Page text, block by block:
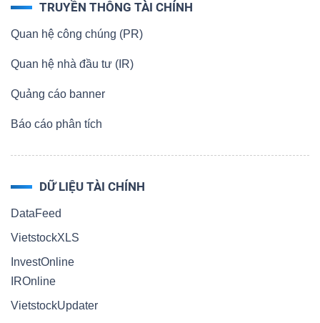
TRUYỀN THÔNG TÀI CHÍNH
Quan hệ công chúng (PR)
Quan hệ nhà đầu tư (IR)
Quảng cáo banner
Báo cáo phân tích
DỮ LIỆU TÀI CHÍNH
DataFeed
VietstockXLS
InvestOnline
IROnline
VietstockUpdater